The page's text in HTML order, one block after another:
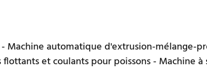
Machine automatique d'extrusion-mélange-
et coulants pour poissons - Machine à